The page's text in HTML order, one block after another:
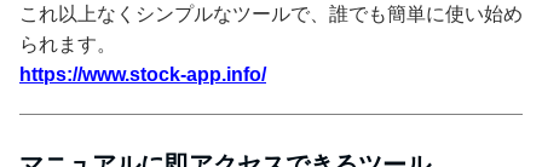
これ以上なくシンプルなツールで、誰でも簡単に使い始め
られます。
https://www.stock-app.info/